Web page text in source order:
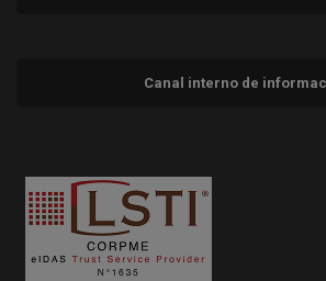
Canal interno de